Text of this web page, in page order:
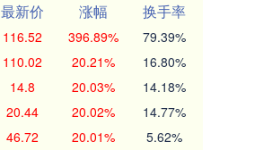
最新价 涨幅
换手率
116.52 396.89% 79.39%
110.02 20.21% 16.80%
14.8 20.03% 14.18%
20.44 20.02% 14.77%
46.72 20.01% 5.62%